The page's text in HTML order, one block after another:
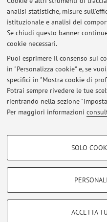
analisi statistiche, misure
istituzionale e analisi dei
Se chiudi questo banner
cookie necessari.
Puoi esprimere il consenso sui
in "Personalizza cookie" e, se
specifici in "Mostra cookie di
Potrai sempre rivedere le tue
rientrando nella sezione
Per maggiori informazioni
COOKIE DI PROFILAZIONE -
COOKIE TECNICI -
SOLO
ACCETTA
Dipartimento di Scienze
Via Massarenti 9, Bologna -
Al momento non
Area riservata
Accedi tramiteloginper gestire
Zamboni, 33 - 40126